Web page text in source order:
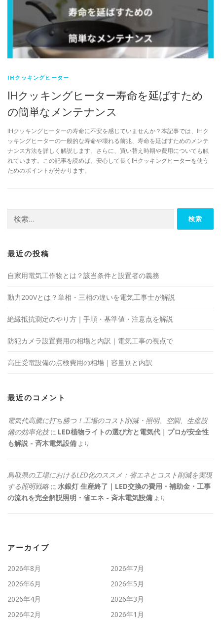
IHクッキングヒーター
IHクッキングヒーター寿命を延ばすため
の簡単なメンテナンス
IHクッキングヒーターの寿命に不安を感じていませんか？本記事では、IHク
ッキングヒーターの一般的な寿命や壊れる前兆、寿命を延ばすためのメンテ
ナンス方法を詳しく解説します。さらに、買い替え時期や費用についても触
れています。この記事を読めば、安心して長くIHクッキングヒーターを使う
ためのポイントが分かります。
索:
最近の投稿
自家用電気工作物とは？該当条件と設置者の義務
動力200Vとは？単相・三相の違いを電気工事士が解説
絶縁抵抗測定のやり方｜手順・基準値・注意点を解説
防犯カメラ設置費用の相場と内訳｜電気工事の視点で
高圧受電設備の点検費用の相場｜容量別と内訳
最近のコメント
電気代高騰に打ち勝つ！工場のコスト削減・照明、空調、生産設
備の効率化技に LED植物ライトの選び方と電気代｜プロが安全性
も解説 - 斉木電気設備 より
鳥取県の工場におけるLED化のススメ：省エネとコスト削減を実現
する照明戦略 に 水銀灯 生産終了｜LED交換の費用・補助金・工事
の流れを完全解説照明・省エネ - 斉木電気設備 より
アーカイブ
2026年8月
2026年7月
2026年6月
2026年5月
2026年4月
2026年3月
2026年2月
2026年1月